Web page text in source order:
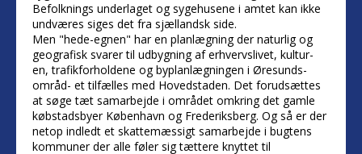
Befolknings underlaget og sygehusene i amtet kan ikke
undværes siges det fra sjællandsk side.
Men "hede-egnen" har en planlægning der naturlig og
geografisk svarer til udbygning af erhvervslivet, kultur-
en, trafikforholdene og byplanlægningen i Øresunds-
områd- et tilfælles med Hovedstaden. Det forudsættes
at søge tæt samarbejde i området omkring det gamle
købstadsbyer København og Frederiksberg. Og så er der
netop indledt et skattemæssigt samarbejde i bugtens
kommuner der alle føler sig tættere knyttet til